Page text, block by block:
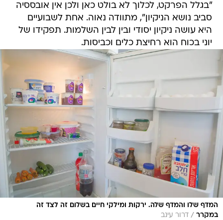
"בגלל הפרקט, לכלוך לא בולט כאן ולכן אין אובססיה
סביב נושא הניקיון", מתוודה נאוה. אחת לשבועיים
היא עושה ניקיון יסודי ובין לבין השלמות. תפקידו של
יוני בכוח הוא רחיצת כלים וכביסות.
המדף שלו והמדף שלה. ירקות ומילקי חיים בשלום זה לצד זה
במקרר / דרור עינב